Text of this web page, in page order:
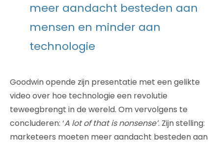
meer aandacht besteden aan
mensen en minder aan
technologie
Goodwin opende zijn presentatie met een gelikte
video over hoe technologie een revolutie
teweegbrengt in de wereld. Om vervolgens te
concluderen: ‘A lot of that is nonsense’. Zijn stelling:
marketeers moeten meer aandacht besteden aan